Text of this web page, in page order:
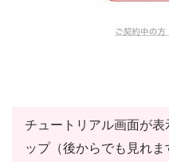
チュートリアル画面が
ップ（後からでも見れま